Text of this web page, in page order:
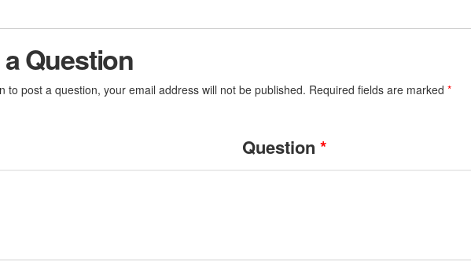
Question
to post a question, your email address will not be published. Required fields are marked *
Question *